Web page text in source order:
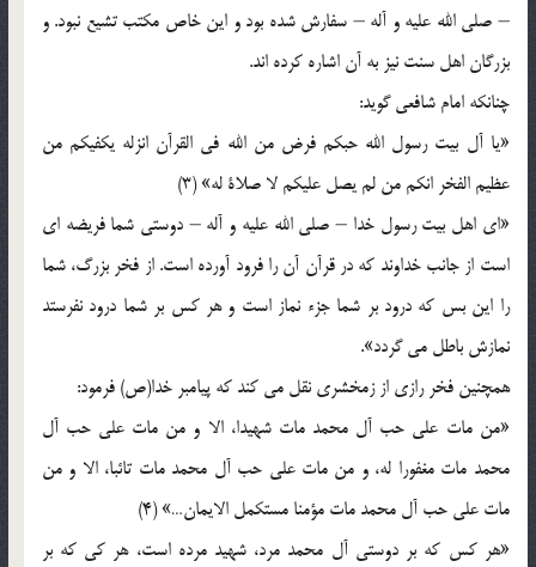
– صلى الله عليه و آله – سفارش شده بود و اين خاص مكتب تشيع نبود. و
بزرگان اهل سنت نيز به آن اشاره كرده‏ اند.
چنانكه امام شافعى گويد:
«يا آل بيت رسول الله حبكم فرض من الله فى القرآن انزله يكفيكم من
عظيم الفخر انكم من لم يصل عليكم لا صلاة له‏» (3)
«اى اهل بيت رسول خدا – صلى الله عليه و آله – دوستى شما فريضه‏ اى
است از جانب خداوند كه در قرآن آن را فرود آورده است. از فخر بزرگ، شما
را اين بس كه درود بر شما جزء نماز است و هر كس بر شما درود نفرستد
نمازش باطل می ‏گردد».
همچنين فخر رازى از زمخشرى نقل می ‏كند كه پيامبر خدا(ص) فرمود:
«من مات على حب آل محمد مات شهيدا، الا و من مات على حب آل
محمد مات مغفورا له، و من مات على حب آل محمد مات تائبا، الا و من
مات على حب آل محمد مات مؤمنا مستكمل الايمان…» (4)
«هر كس كه بر دوستى آل محمد مرد، شهيد مرده است، هر كى كه بر